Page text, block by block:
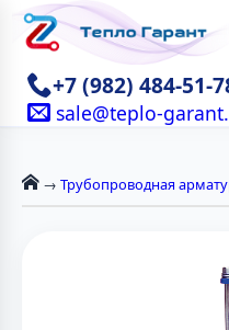
+7 (982) 484-51-
sale@teplo-
→ Трубопроводная